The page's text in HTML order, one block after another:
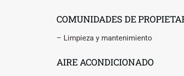
COMUNIDADES DE
– Limpieza y mantenimiento
AIRE ACONDICIONADO